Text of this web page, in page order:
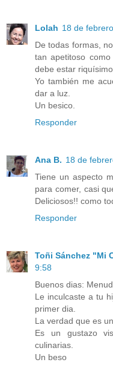
Lolah 18 de
De todas formas,
tan apetitoso
debe estar
Yo también me
dar a luz.
Un besico.
Responder
Ana B. 18 de
Tiene un aspecto
para comer, casi
Deliciosos!! como
Responder
Toñi Sánchez "Mi
9:58
Buenos dias:
Le inculcaste a tu
primer dia.
La verdad que es
Es un gustazo
culinarias.
Un beso